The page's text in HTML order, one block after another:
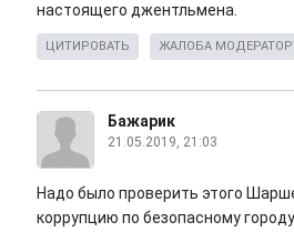
настоящего джентльмена.
ЦИТИРОВАТЬ ЖАЛОБА
Бажарик
21.05.2019, 21:03
Надо было проверить этого
коррупцию по безопасному